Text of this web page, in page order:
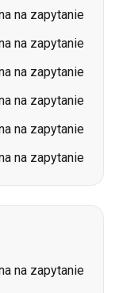
na zapytanie
na zapytanie
na zapytanie
na zapytanie
na zapytanie